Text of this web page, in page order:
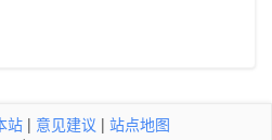
站 | 意见建议 | 站点地图